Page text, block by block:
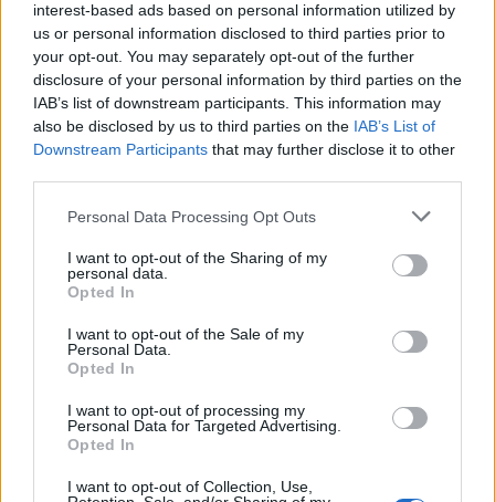
interest-based ads based on personal information utilized by
us or personal information disclosed to third parties prior to
your opt-out. You may separately opt-out of the further
disclosure of your personal information by third parties on the
IAB’s list of downstream participants. This information may
also be disclosed by us to third parties on the IAB’s List of
Downstream Participants that may further disclose it to other
Please note that this website/app uses one or more Google
not limited to your visit or usage behaviour. You may click to
grant or deny consent to Google and its third-party tags to
use your data for below specified purposes in below Google
consent section.
Personal Data Processing Opt Outs
I want to opt-out of the Sharing of my
personal data.
Opted In
I want to opt-out of the Sale of my
Personal Data.
Opted In
I want to opt-out of processing my
Personal Data for Targeted Advertising.
Opted In
I want to opt-out of Collection, Use,
Opozorilo:Po 297. členu Kazenskega zakonika je
posameznik kazensko odgovoren za javno spodbujanje
sovraštva, nasilja ali nestrpnosti. Komentarji z žaljivimi,
rasističnimi, diskriminatornimi ali nezakonitimi vsebinami bodo
odstranjeni.
Pravila komentiranja →
Failed to fetch
Kategorije: Novice
Ključne besede: sodišče zaporna kazen
Več iz kategorije Novice